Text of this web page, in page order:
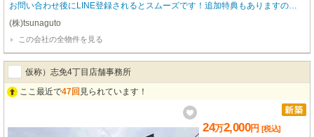
お問い合わせ後にLINE登録されるとスムーズです！追加特典もありますので
詳細はお気軽にお問い合わせ下さい♪
(株)tsunaguto
この会社の全物件を見る
仮称）志免4丁目店舗事務所
ここ最近で47回 見られています！
24万2,000円 [税込]